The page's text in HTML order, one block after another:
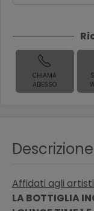
CHIAMA
ADESSO
Descrizione
Affidati agli
LA BOTTIGLIA